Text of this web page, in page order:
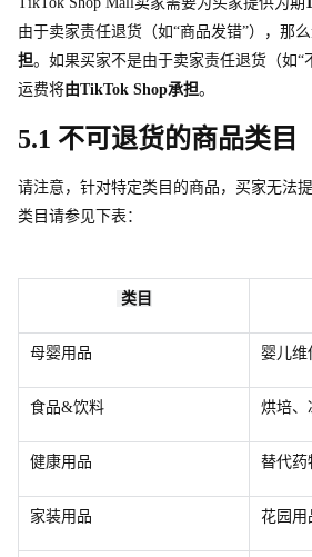
由于卖家责任退货（如“商品发错”），那
担。如果买家不是由于卖家责任退货（如“
运费将由TikTok Shop承担。
5.1 不可退货的商品类目
请注意，针对特定类目的商品，买家无法
类目请参见下表：
类目
母婴用品 婴儿维
食品&饮料 烘培、
健康用品 替代药
家装用品 花园用